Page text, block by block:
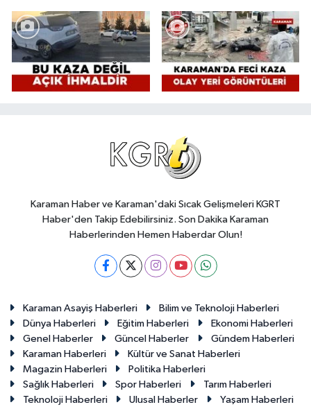
Karaman Haber ve Karaman'daki Sıcak Gelişmeleri KGRT
Haber'den Takip Edebilirsiniz. Son Dakika Karaman
Haberlerinden Hemen Haberdar Olun!
Karaman Asayiş Haberleri
Bilim ve Teknoloji Haberleri
Dünya Haberleri
Eğitim Haberleri
Ekonomi Haberleri
Genel Haberler
Güncel Haberler
Gündem Haberleri
Karaman Haberleri
Kültür ve Sanat Haberleri
Magazin Haberleri
Politika Haberleri
Sağlık Haberleri
Spor Haberleri
Tarım Haberleri
Teknoloji Haberleri
Ulusal Haberler Yaşam Haberleri